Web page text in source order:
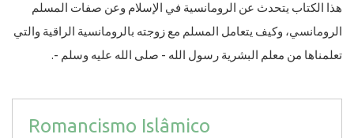
هذا الكتاب يتحدث عن الرومانسية في الإسلام وعن صفات المسلم
الرومانسي، وكيف يتعامل المسلم مع زوجته بالرومانسية الراقية والتي
تعلمناها من معلم البشرية رسول الله - صلى الله عليه وسلم -.
Romancismo Islâmico